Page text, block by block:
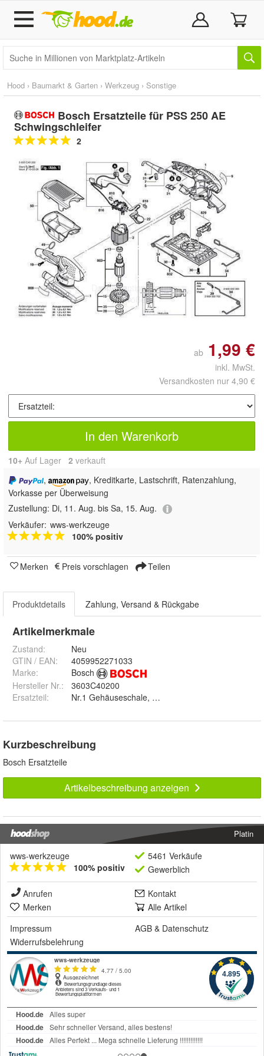
Hood › Baumarkt & Garten › Werkzeug › Sonstige
Bosch Ersatzteile für PSS 250 AE
Schwingschleifer
2
Doppelt antippen zum
vergrößern
ab 1,99 €
inkl. MwSt.
Versandkosten nur 4,90 €
In den Warenkorb
10+ Auf Lager 2 verkauft
,
, Kreditkarte, Lastschrift, Ratenzahlung,
Vorkasse per Überweisung
Zustellung: Di, 11. Aug. bis Sa, 15. Aug.
Verkäufer: wws-werkzeuge
100% positiv
Merken Preis vorschlagen Teilen
Produktdetails Zahlung, Versand & Rückgabe
Artikelmerkmale
Zustand:
Neu
GTIN / EAN:
4059952271033
Marke:
Bosch
Hersteller Nr.:
3603C40200
Ersatzteil: Nr.1 Gehäuseschale, Nr.2 Polschuh, Nr.5
Kurzbeschreibung
Bosch Ersatzteile
Artikelbeschreibung anzeigen
Platin
wws-werkzeuge
100% positiv
5461 Verkäufe
Gewerblich
Anrufen
Kontakt
Merken
Alle Artikel
Impressum
AGB & Datenschutz
Widerrufsbelehrung